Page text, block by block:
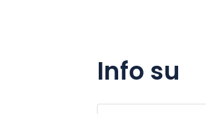
Info su